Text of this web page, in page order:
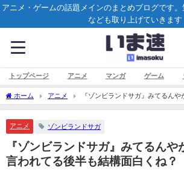
アニメ・ゲームの話題メインのまとめブログです
なども取り上げていきます
トップページ アニメ マンガ ゲーム
ホーム アニメ
『ゾンビランドサガ』みてるんや
後半も結構面白くね？
アニメ ゾンビランドサガ
『ゾンビランドサガ』みてるんや
言われてる後半も結構面白くね？